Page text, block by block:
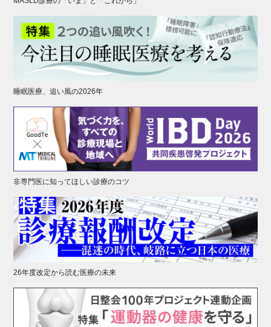
睡眠医療、追い風の2026年
非専門医に知ってほしい診療のコツ
26年度改定から読む医療の未来